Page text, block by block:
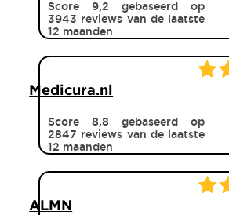
Score 9,2 gebaseerd op
3943 reviews van de laatste
12 maanden
Medicura.nl
Score 8,8 gebaseerd op
2847 reviews van de laatste
12 maanden
ALMN